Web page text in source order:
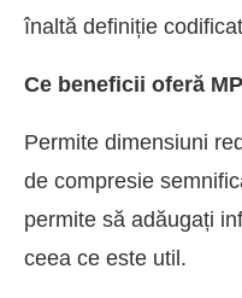
înaltă definiție
Ce beneficii oferă
Permite dimensiuni
de compresie
permite să adăugați
ceea ce este util.